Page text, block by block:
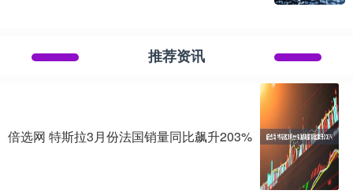
推荐资讯
倍选网 特斯拉3月份法国销量同比飙升203%